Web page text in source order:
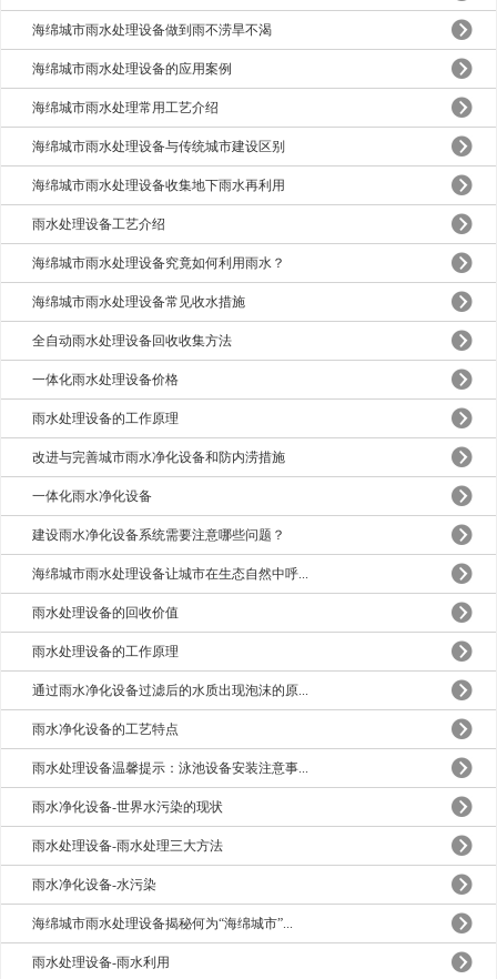
海绵城市雨水处理设备做到雨不涝旱不渴
海绵城市雨水处理设备的应用案例
海绵城市雨水处理常用工艺介绍
海绵城市雨水处理设备与传统城市建设区别
海绵城市雨水处理设备收集地下雨水再利用
雨水处理设备工艺介绍
海绵城市雨水处理设备究竟如何利用雨水？
海绵城市雨水处理设备常见收水措施
全自动雨水处理设备回收收集方法
一体化雨水处理设备价格
雨水处理设备的工作原理
改进与完善城市雨水净化设备和防内涝措施
一体化雨水净化设备
建设雨水净化设备系统需要注意哪些问题？
海绵城市雨水处理设备让城市在生态自然中呼...
雨水处理设备的回收价值
雨水处理设备的工作原理
通过雨水净化设备过滤后的水质出现泡沫的原...
雨水净化设备的工艺特点
雨水处理设备温馨提示：泳池设备安装注意事...
雨水净化设备-世界水污染的现状
雨水处理设备-雨水处理三大方法
雨水净化设备-水污染
海绵城市雨水处理设备揭秘何为“海绵城市”...
雨水处理设备-雨水利用